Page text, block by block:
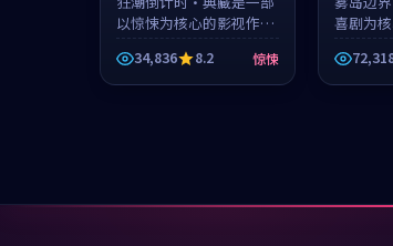
以惊悚为核心的影视作
品，围绕危机、反转与人
物成长展开，整体节奏紧
凑，值得推荐观看。
34,836 8.2 惊悚
喜剧为
围绕危
长展开
值得推